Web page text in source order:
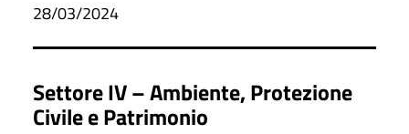
28/03/2024
Settore IV – Ambiente, Protezione
Civile e Patrimonio